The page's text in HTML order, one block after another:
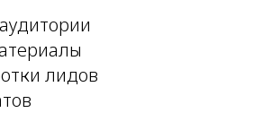
лидов